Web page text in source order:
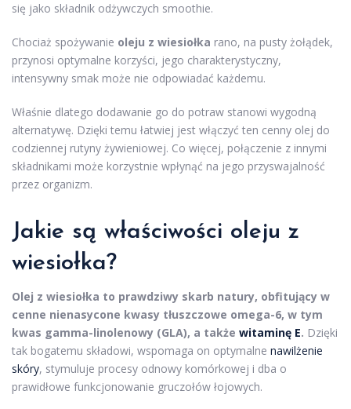
się jako składnik odżywczych smoothie.
Chociaż spożywanie oleju z wiesiołka rano, na pusty żołądek,
przynosi optymalne korzyści, jego charakterystyczny,
intensywny smak może nie odpowiadać każdemu.
Właśnie dlatego dodawanie go do potraw stanowi wygodną
alternatywę. Dzięki temu łatwiej jest włączyć ten cenny olej do
codziennej rutyny żywieniowej. Co więcej, połączenie z innymi
składnikami może korzystnie wpłynąć na jego przyswajalność
przez organizm.
Jakie są właściwości oleju z
wiesiołka?
Olej z wiesiołka to prawdziwy skarb natury, obfitujący w
cenne nienasycone kwasy tłuszczowe omega-6, w tym
kwas gamma-linolenowy (GLA), a także witaminę E. Dzięki
tak bogatemu składowi, wspomaga on optymalne nawilżenie
skóry, stymuluje procesy odnowy komórkowej i dba o
prawidłowe funkcjonowanie gruczołów łojowych.